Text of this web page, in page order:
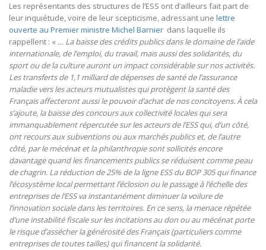
Les représentants des structures de l’ESS ont d’ailleurs fait part de
leur inquiétude, voire de leur scepticisme, adressant une lettre
ouverte au Premier ministre Michel Barnier dans laquelle ils
rappellent : « … La baisse des crédits publics dans le domaine de l’aide
internationale, de l’emploi, du travail, mais aussi des solidarités, du
sport ou de la culture auront un impact considérable sur nos activités.
Les transferts de 1,1 milliard de dépenses de santé de l’assurance
maladie vers les acteurs mutualistes qui protègent la santé des
Français affecteront aussi le pouvoir d’achat de nos concitoyens. À cela
s’ajoute, la baisse des concours aux collectivité locales qui sera
immanquablement répercutée sur les acteurs de l’ESS qui, d’un côté,
ont recours aux subventions ou aux marchés publics et, de l’autre
côté, par le mécénat et la philanthropie sont sollicités encore
davantage quand les financements publics se réduisent comme peau
de chagrin. La réduction de 25% de la ligne ESS du BOP 305 qui finance
l’écosystème local permettant l’éclosion ou le passage à l’échelle des
entreprises de l’ESS va instantanément diminuer la voilure de
l’innovation sociale dans les territoires. En ce sens, la menace répétée
d’une instabilité fiscale sur les incitations au don ou au mécénat porte
le risque d’assécher la générosité des Français (particuliers comme
entreprises de toutes tailles) qui financent la solidarité.